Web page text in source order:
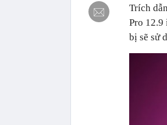
Trích
Pro
bị sẽ sử